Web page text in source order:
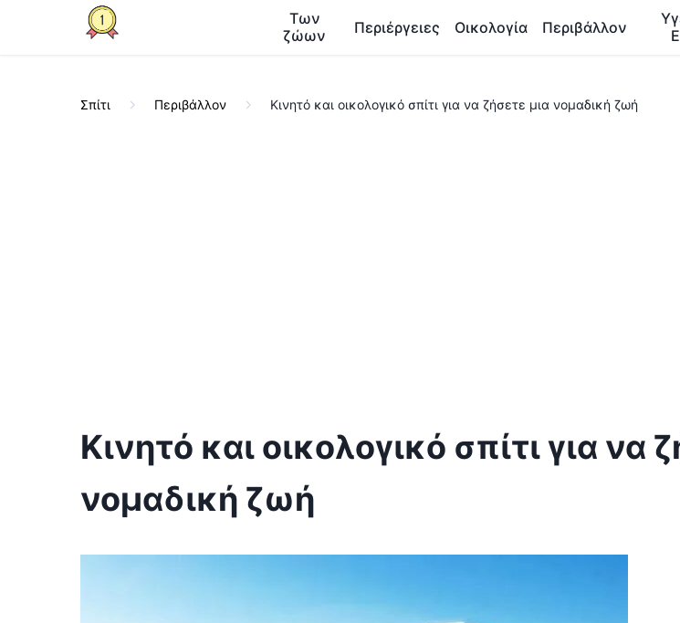
Των
ζώων
Περιέργειες Οικολογία Περιβάλλον
Σπίτι Περιβάλλον Κινητό και οικολογικό σπίτι για να ζήσετε μια νομαδική ζωή
Κινητό και οικολογικό σπίτι για να
νομαδική ζωή